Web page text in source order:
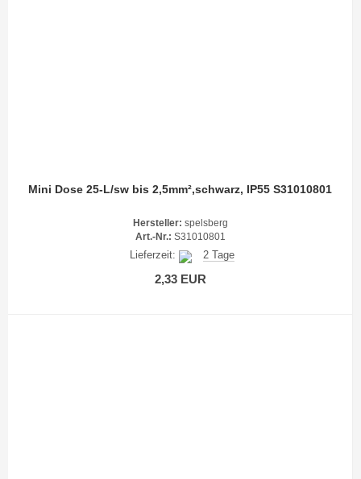
Mini Dose 25-L/sw bis 2,5mm²,schwarz, IP55 S31010801
Hersteller: spelsberg
Art.-Nr.: S31010801
Lieferzeit: 2 Tage
2,33 EUR